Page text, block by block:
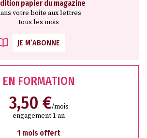
papier du magazine
votre boite aux lettres
tous les mois
JE M’ABONNE
EN FORMATION
3,50 €/mois
engagement 1 an
1 mois offert